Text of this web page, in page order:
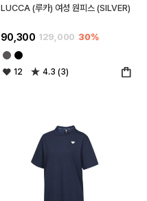
LUCCA (루카) 여성 원피스 (SILVER)
90,300 129,000 30%
12 4.3 (3)